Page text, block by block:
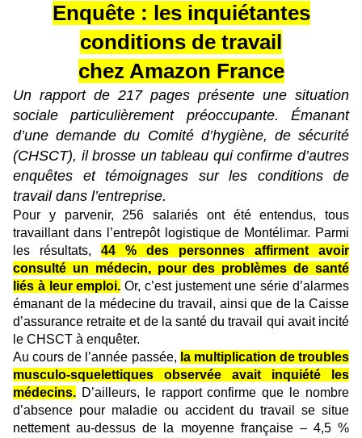
Enquête : les inquiétantes
conditions de travail
chez Amazon France
Un rapport de 217 pages présente une situation
sociale particulièrement préoccupante. Émanant
d’une demande du Comité d’hygiène, de sécurité
(CHSCT), il brosse un tableau qui confirme d’autres
enquêtes et témoignages sur les conditions de
travail dans l’entreprise.
Pour y parvenir, 256 salariés ont été entendus, tous
travaillant dans l’entrepôt logistique de Montélimar. Parmi
les résultats, 44 % des personnes affirment avoir
consulté un médecin, pour des problèmes de santé
liés à leur emploi. Or, c’est justement une série d’alarmes
émanant de la médecine du travail, ainsi que de la Caisse
d’assurance retraite et de la santé du travail qui avait incité
le CHSCT à enquêter.
Au cours de l’année passée, la multiplication de troubles
musculo-squelettiques observée avait inquiété les
médecins. D’ailleurs, le rapport confirme que le nombre
d’absence pour maladie ou accident du travail se situe
nettement au-dessus de la moyenne française – 4,5 %